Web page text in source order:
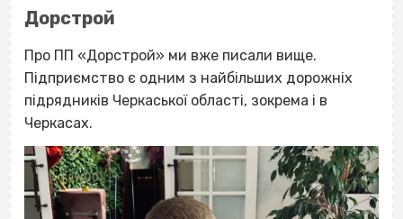
Дорстрой
Про ПП «Дорстрой» ми вже писали вище.
Підприємство є одним з найбільших дорожніх
підрядників Черкаської області, зокрема і в
Черкасах.